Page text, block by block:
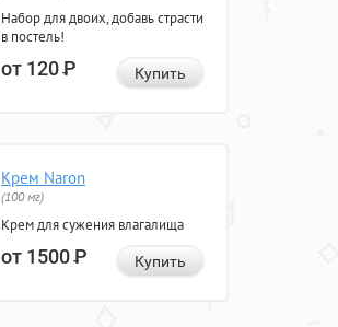
Набор для двоих, добавь страсти
в постель!
от 120Р Купить
Крем Naron
(100 мг)
Крем для сужения влагалища
от 1500Р Купить